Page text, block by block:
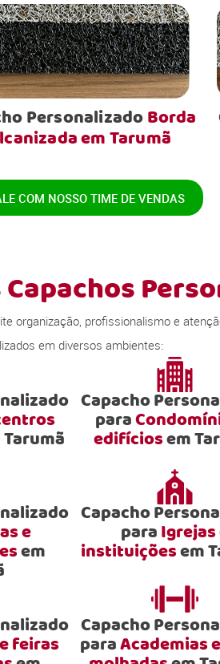
PersonalizadoBorda
em Tarumã
COM NOSSO TIME DE VENDAS
Capachos
organização, profissionalismo e
em diversos ambientes:
Capacho
para
edifíciosem
e
em
Capacho
paraIgrejas
instituiçõesem
feiras
Capacho
paraAcademias